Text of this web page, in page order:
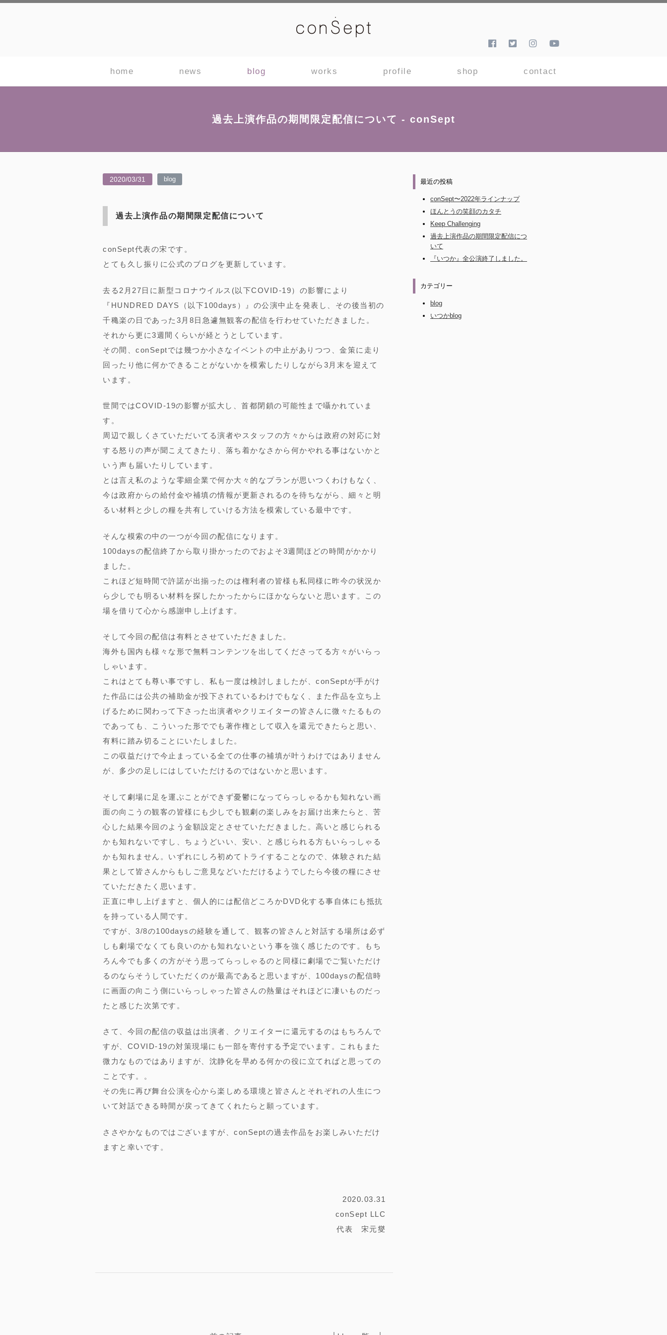
home news blog works profile shop contact
過去上演作品の期間限定配信について - conSept
2020/03/31 blog
過去上演作品の期間限定配信について
conSept代表の宋です。
とても久し振りに公式のブログを更新しています。
去る2月27日に新型コロナウイルス(以下COVID-19）の影響により
『HUNDRED DAYS（以下100days）』の公演中止を発表し、その後当初の
千穐楽の日であった3月8日急遽無観客の配信を行わせていただきました。
それから更に3週間くらいが経とうとしています。
その間、conSeptでは幾つか小さなイベントの中止がありつつ、金策に走り
回ったり他に何かできることがないかを模索したりしながら3月末を迎えて
います。
世間ではCOVID-19の影響が拡大し、首都閉鎖の可能性まで囁かれていま
す。
周辺で親しくさていただいてる演者やスタッフの方々からは政府の対応に対
する怒りの声が聞こえてきたり、落ち着かなさから何かやれる事はないかと
いう声も届いたりしています。
とは言え私のような零細企業で何か大々的なプランが思いつくわけもなく、
今は政府からの給付金や補填の情報が更新されるのを待ちながら、細々と明
るい材料と少しの糧を共有していける方法を模索している最中です。
そんな模索の中の一つが今回の配信になります。
100daysの配信終了から取り掛かったのでおよそ3週間ほどの時間がかかり
ました。
これほど短時間で許諾が出揃ったのは権利者の皆様も私同様に昨今の状況か
ら少しでも明るい材料を探したかったからにほかならないと思います。この
場を借りて心から感謝申し上げます。
そして今回の配信は有料とさせていただきました。
海外も国内も様々な形で無料コンテンツを出してくださってる方々がいらっ
しゃいます。
これはとても尊い事ですし、私も一度は検討しましたが、conSeptが手がけ
た作品には公共の補助金が投下されているわけでもなく、また作品を立ち上
げるために関わって下さった出演者やクリエイターの皆さんに微々たるもの
であっても、こういった形ででも著作権として収入を還元できたらと思い、
有料に踏み切ることにいたしました。
この収益だけで今止まっている全ての仕事の補填が叶うわけではありません
が、多少の足しにはしていただけるのではないかと思います。
そして劇場に足を運ぶことができず憂鬱になってらっしゃるかも知れない画
面の向こうの観客の皆様にも少しでも観劇の楽しみをお届け出来たらと、苦
心した結果今回のよう金額設定とさせていただきました。高いと感じられる
かも知れないですし、ちょうどいい、安い、と感じられる方もいらっしゃる
かも知れません。いずれにしろ初めてトライすることなので、体験された結
果として皆さんからもしご意見などいただけるようでしたら今後の糧にさせ
ていただきたく思います。
正直に申し上げますと、個人的には配信どころかDVD化する事自体にも抵抗
を持っている人間です。
ですが、3/8の100daysの経験を通して、観客の皆さんと対話する場所は必ず
しも劇場でなくても良いのかも知れないという事を強く感じたのです。もち
ろん今でも多くの方がそう思ってらっしゃるのと同様に劇場でご覧いただけ
るのならそうしていただくのが最高であると思いますが、100daysの配信時
に画面の向こう側にいらっしゃった皆さんの熱量はそれほどに凄いものだっ
たと感じた次第です。
さて、今回の配信の収益は出演者、クリエイターに還元するのはもちろんで
すが、COVID-19の対策現場にも一部を寄付する予定でいます。これもまた
微力なものではありますが、沈静化を早める何かの役に立てればと思っての
ことです。。
その先に再び舞台公演を心から楽しめる環境と皆さんとそれぞれの人生につ
いて対話できる時間が戻ってきてくれたらと願っています。
ささやかなものではございますが、conSeptの過去作品をお楽しみいただけ
ますと幸いです。
2020.03.31
conSept LLC
代表 宋元燮
最近の投稿
conSept〜2022年ラインナップ
ほんとうの笑顔のカタチ
Keep Challenging
過去上演作品の期間限定配信につ
いて
『いつか』全公演終了しました。
カテゴリー
blog
いつかblog